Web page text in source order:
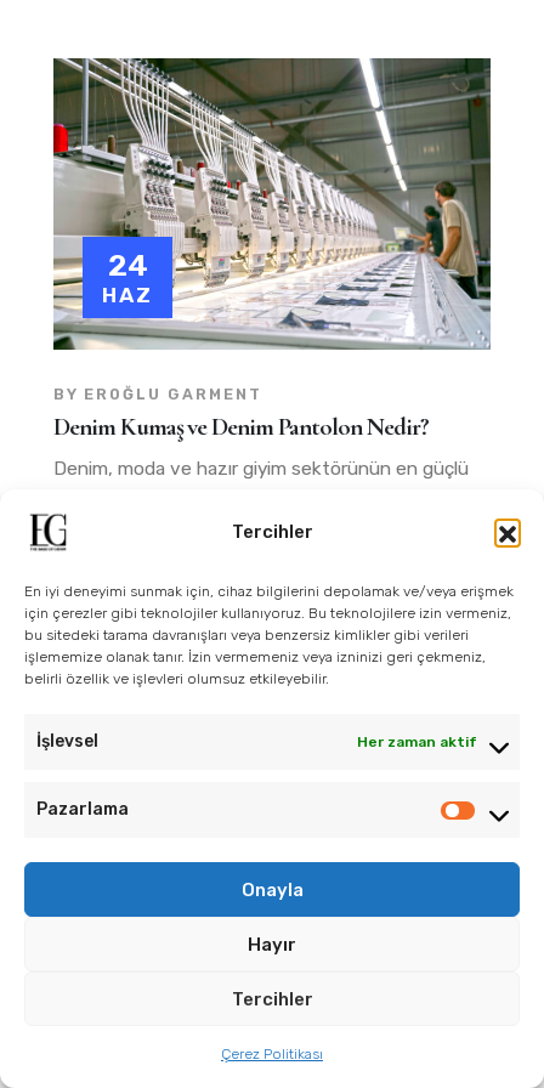
Tercihler
En iyi deneyimi sunmak için, cihaz bilgilerini depolamak ve/veya erişmek
için çerezler gibi teknolojiler kullanıyoruz. Bu teknolojilere izin vermeniz,
bu sitedeki tarama davranışları veya benzersiz kimlikler gibi verileri
işlememize olanak tanır. İzin vermemeniz veya izninizi geri çekmeniz,
belirli özellik ve işlevleri olumsuz etkileyebilir.
İşlevsel Her zaman aktif
Pazarlama
Onayla
Hayır
Tercihler
Çerez Politikası
24
HAZ
BY EROĞLU GARMENT
Denim Kumaş ve Denim Pantolon Nedir?
Denim, moda ve hazır giyim sektörünün en güçlü
READ MORE